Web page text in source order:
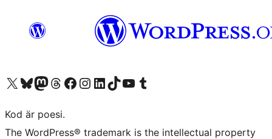
Besök vår X-konto (f.d. Twitter)
Besök vårt Bluesky-konto
Besök vårt Mastodon-konto
Besök vårt Thread-konto
Besök vår Facebook-sidaBesök vårt Instagram-konto
Besök vårt LinkedIn-konto
Besök vårt TikTok-konto
Besök vår YouTube-kanalBesök vårt Tumblr-konto
Kod är poesi.
The WordPress® trademark is the intellectual property